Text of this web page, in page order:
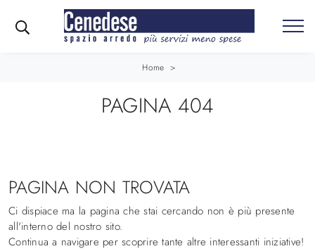
Home >
PAGINA 404
PAGINA NON TROVATA
Ci dispiace ma la pagina che stai cercando non è più presente
all'interno del nostro sito.
Continua a navigare per scoprire tante altre interessanti iniziative!